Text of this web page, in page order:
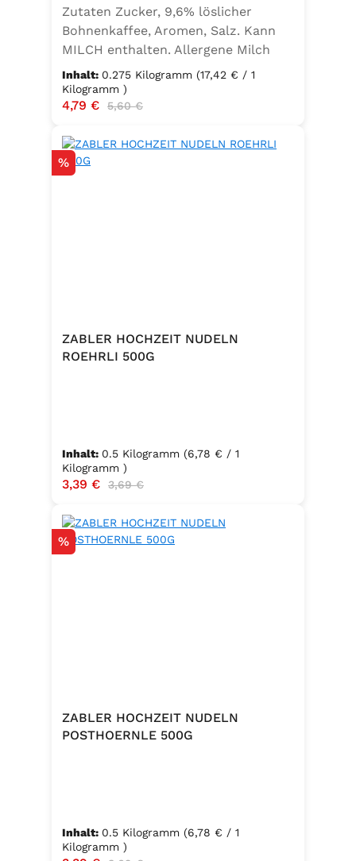
Zutaten Zucker, 9,6% löslicher
Bohnenkaffee, Aromen, Salz. Kann
MILCH enthalten. Allergene Milch
und daraus gewonnene Erzeugnisse
Inhalt: 0.275 Kilogramm (17,42 € / 1
Kilogramm )
Verkaufspreis:
4,79 € Regulärer Preis:
5,60 €
Rabatt
%
ZABLER HOCHZEIT NUDELN
ROEHRLI 500G
Inhalt: 0.5 Kilogramm (6,78 € / 1
Kilogramm )
Verkaufspreis:
3,39 € Regulärer Preis:
3,69 €
Rabatt
%
ZABLER HOCHZEIT NUDELN
POSTHOERNLE 500G
Inhalt: 0.5 Kilogramm (6,78 € / 1
Kilogramm )